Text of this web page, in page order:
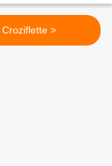
Croziflette >